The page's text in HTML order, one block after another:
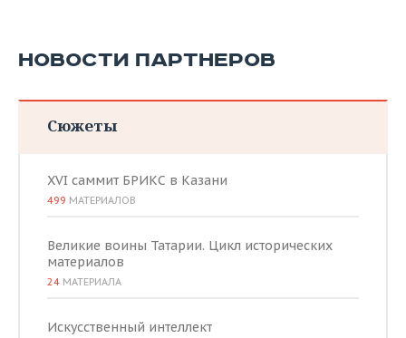
НОВОСТИ ПАРТНЕРОВ
Сюжеты
XVI саммит БРИКС в Казани
499 МАТЕРИАЛОВ
Великие воины Татарии. Цикл исторических
материалов
24 МАТЕРИАЛА
Искусственный интеллект